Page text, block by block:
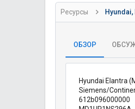
т
о
р
Ресурсы Hyundai,
ОБЗОР
Hyundai Elantra
Siemens/
612b096000000